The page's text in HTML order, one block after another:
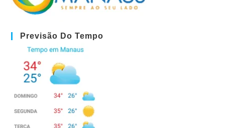
Previsão Do Tempo